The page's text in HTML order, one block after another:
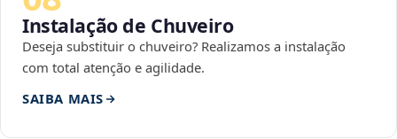
Instalação de Chuveiro
Deseja substituir o chuveiro? Realizamos a instalação
com total atenção e agilidade.
SAIBA MAIS